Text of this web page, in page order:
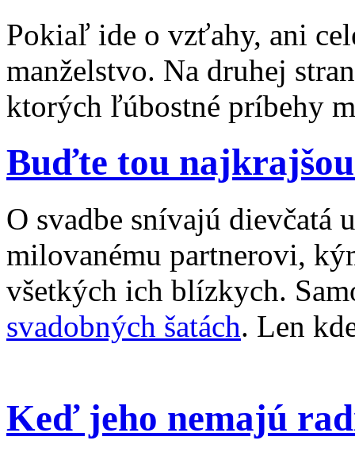
Pokiaľ ide o vzťahy, ani
manželstvo. Na druhej
ktorých ľúbostné príbehy
Buďte tou
O svadbe snívajú dievčatá
milovanému partnerovi,
všetkých ich blízkych.
svadobných šatách. Len
Keď jeho nemajú